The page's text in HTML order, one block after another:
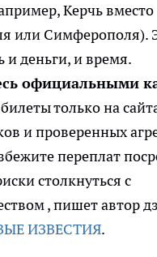
Керчь вместо
или Симферополя).
и деньги, и время.
официальными
только на
и проверенных
переплат
столкнуться с
, пишет автор
ИЗВЕСТИЯ.